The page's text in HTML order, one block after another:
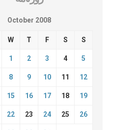
October 2008
W T F S S
1 2 3 4 5
8 9 10 11 12
15 16 17 18 19
22 23 24 25 26